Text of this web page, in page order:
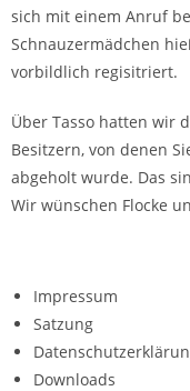
sich mit einem Anruf
Schnauzermädchen
vorbildlich regisitriert.
Über Tasso hatten wir
Besitzern, von denen
abgeholt wurde. Das
Wir wünschen Flocke
Impressum
Satzung
Downloads